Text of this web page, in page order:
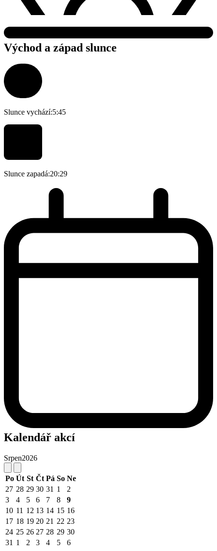
Východ a západ slunce
Slunce vychází:5:45
Slunce zapadá:20:29
Kalendář akcí
Srpen2026
Po Út St Čt Pá So Ne
27 28 29 30 31 1
2
3
4 5 6 7 8
9
10 11 12 13 14 15 16
17 18 19 20 21 22 23
24 25 26 27 28 29 30
31 1 2 3 4 5 6